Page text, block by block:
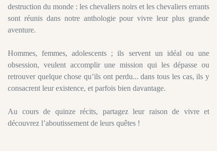
destruction du monde : les chevaliers noirs et les chevaliers errants
sont réunis dans notre anthologie pour vivre leur plus grande
aventure.
Hommes, femmes, adolescents ; ils servent un idéal ou une
obsession, veulentaccomplir une mission qui les dépasse ou
retrouver quelque chose qu’ils ont perdu... dans tous les cas, ils y
consacrent leur existence, et parfois bien davantage.
Au cours de quinze récits, partagez leur raison de vivre et
découvrez l’aboutissement de leurs quêtes !